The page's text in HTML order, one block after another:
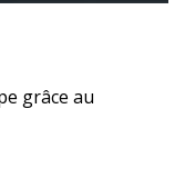
grâce au